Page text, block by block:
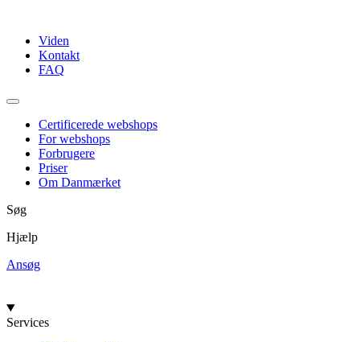
indholdViden
Kontakt
FAQ
Certificerede webshops
For webshops
Forbrugere
Priser
Om Danmærket
Søg
Hjælp
Ansøg
Services